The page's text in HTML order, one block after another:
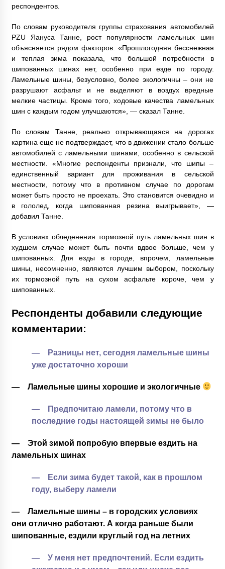
респондентов.
По словам руководителя группы страхования автомобилей
PZU Яануса Танне, рост популярности ламельных шин
объясняется рядом факторов. «Прошлогодняя бесснежная
и теплая зима показала, что большой потребности в
шипованных шинах нет, особенно при езде по городу.
Ламельные шины, безусловно, более экологичны – они не
разрушают асфальт и не выделяют в воздух вредные
мелкие частицы. Кроме того, ходовые качества ламельных
шин с каждым годом улучшаются», — сказал Танне.
По словам Танне, реально открывающаяся на дорогах
картина еще не подтверждает, что в движении стало больше
автомобилей с ламельными шинами, особенно в сельской
местности. «Многие респонденты признали, что шипы –
единственный вариант для проживания в сельской
местности, потому что в противном случае по дорогам
может быть просто не проехать. Это становится очевидно и
в гололед, когда шипованная резина выигрывает», —
добавил Танне.
В условиях обледенения тормозной путь ламельных шин в
худшем случае может быть почти вдвое больше, чем у
шипованных. Для езды в городе, впрочем, ламельные
шины, несомненно, являются лучшим выбором, поскольку
их тормозной путь на сухом асфальте короче, чем у
шипованных.
Респонденты добавили следующие
комментарии:
— Разницы нет, сегодня ламельные шины
уже достаточно хороши
— Ламельные шины хорошие и экологичные
— Предпочитаю ламели, потому что в
последние годы настоящей зимы не было
— Этой зимой попробую впервые ездить на
ламельных шинах
— Если зима будет такой, как в прошлом
году, выберу ламели
— Ламельные шины – в городских условиях
они отлично работают. А когда раньше были
шипованные, ездили круглый год на летних
— У меня нет предпочтений. Если ездить